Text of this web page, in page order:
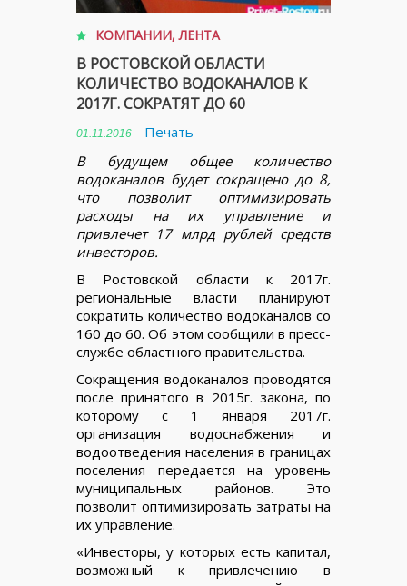
КОМПАНИИ,ЛЕНТА
В РОСТОВСКОЙ ОБЛАСТИ
КОЛИЧЕСТВО ВОДОКАНАЛОВ К
2017Г. СОКРАТЯТ ДО 60
01.11.2016
Печать
В будущем общее количество
водоканалов будет сокращено до 8,
что позволит оптимизировать
расходы на их управление и
привлечет 17 млрд рублей средств
инвесторов.
В Ростовской области к 2017г.
региональные власти планируют
сократить количество водоканалов со
160 до 60. Об этом сообщили в пресс-
службе областного правительства.
Сокращения водоканалов проводятся
после принятого в 2015г. закона, по
которому с 1 января 2017г.
организация водоснабжения и
водоотведения населения в границах
поселения передается на уровень
муниципальных районов. Это
позволит оптимизировать затраты на
их управление.
«Инвесторы, у которых есть капитал,
возможный к привлечению в